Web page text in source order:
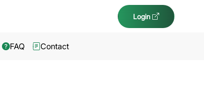
Login
FAQ Contact